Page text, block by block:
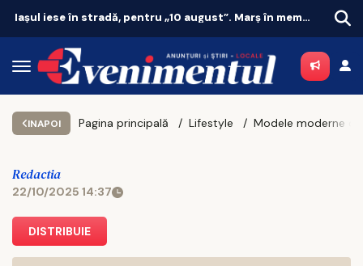
Iașul iese în stradă, pentru „10 august”. Marș în memoria protestelor reprimate violent la București
INAPOI Pagina principală Lifestyle
Redactia
22/10/2025 14:37
DISTRIBUIE